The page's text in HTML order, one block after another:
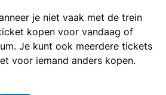
je niet vaak met de trein
kopen voor vandaag of
Je kunt ook meerdere tickets
voor iemand anders kopen.